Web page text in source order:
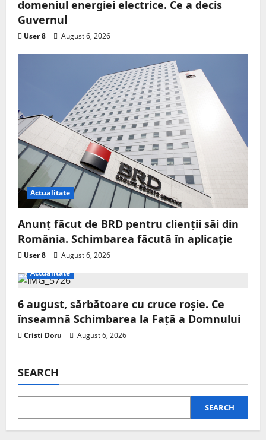
domeniul energiei electrice. Ce a decis
Guvernul
User 8 August 6, 2026
Actualitate
Anunț făcut de BRD pentru clienții săi din
România. Schimbarea făcută în aplicație
User 8
August 6, 2026
Actualitate
6 august, sărbătoare cu cruce roșie. Ce
înseamnă Schimbarea la Față a Domnului
Cristi Doru August 6, 2026
SEARCH
SEARCH